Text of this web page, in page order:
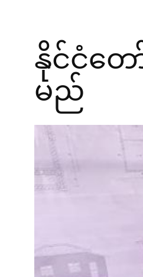
နိုင်ငံတ
မည်